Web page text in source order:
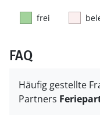
frei
FAQ
Häufig gestellte
Partners